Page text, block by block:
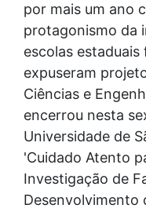
por mais um ano
protagonismo da
escolas
expuseram
Ciências e
encerrou nesta
Universidade de
'Cuidado Atento
Investigação de
Desenvolvimento